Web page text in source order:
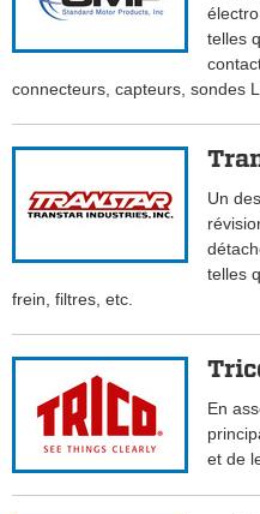
telles
connecteurs, capteurs, sondes
Un
telles
frein, filtres, etc.
En
et de